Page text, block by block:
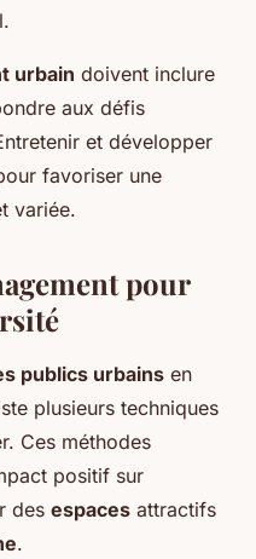
urbain doivent inclure
aux défis
et développer
favoriser une
variée.
pour
publics urbains en
plusieurs techniques
Ces méthodes
positif sur
des espaces attractifs
.